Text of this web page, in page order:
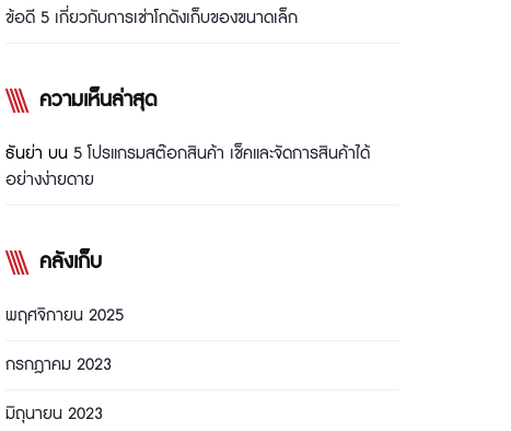
ข้อดี 5 เกี่ยวกับการเช่าโกดังเก็บของขนาดเล็ก
ความเห็นล่าสุด
ธันย่า บน 5 โปรแกรมสต๊อกสินค้า เช็คและจัดการสินค้าได้
อย่างง่ายดาย
คลังเก็บ
พฤศจิกายน 2025
กรกฎาคม 2023
มิถุนายน 2023